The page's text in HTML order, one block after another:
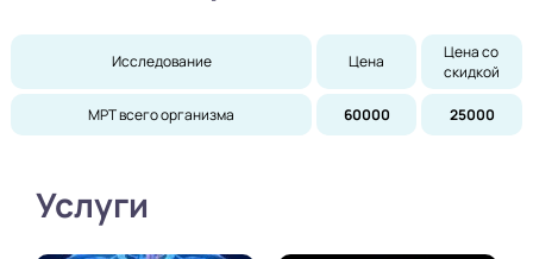
Исследование Цена
Цена со
скидкой
МРТ всего организма 60000 25000
Услуги